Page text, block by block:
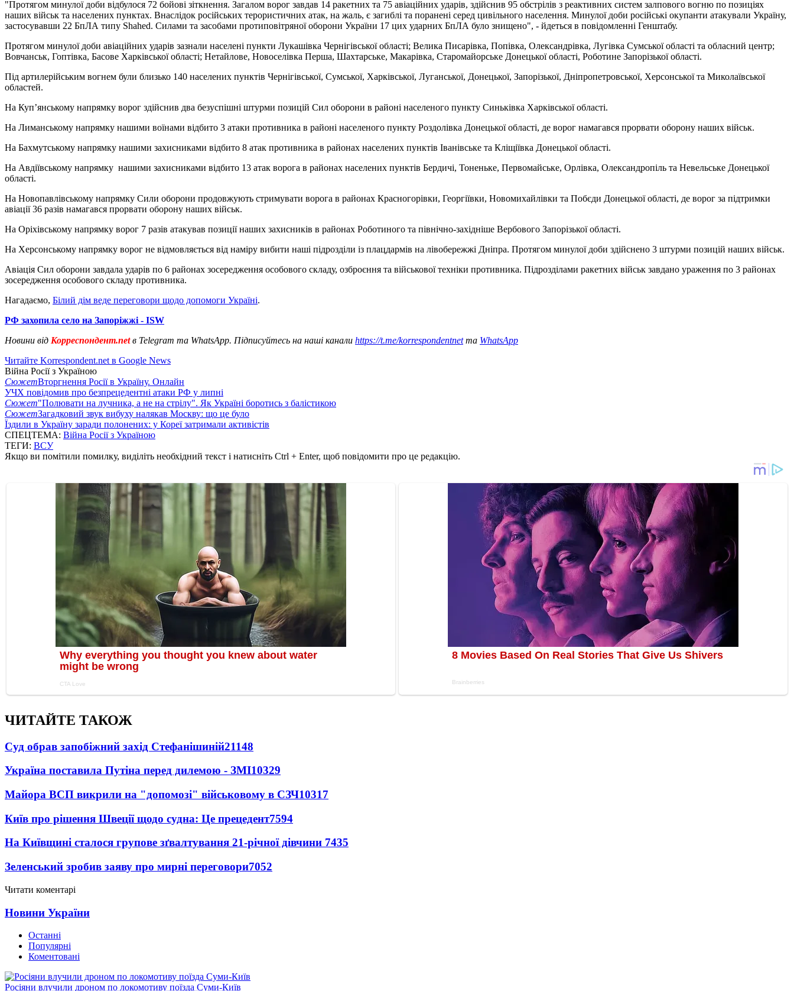
"Протягом минулої доби відбулося 72 бойові зіткнення. Загалом ворог завдав 14 ракетних та 75 авіаційних ударів, здійснив 95 обстрілів з реактивних систем залпового вогню по позиціях
наших військ та населених пунктах. Внаслідок російських терористичних атак, на жаль, є загиблі та поранені серед цивільного населення. Минулої доби російські окупанти атакували Україну,
застосувавши 22 БпЛА типу Shahed. Силами та засобами протиповітряної оборони України 17 цих ударних БпЛА було знищено", - йдеться в повідомленні Генштабу.
Протягом минулої доби авіаційних ударів зазнали населені пункти Лукашівка Чернігівської області; Велика Писарівка, Попівка, Олександрівка, Лугівка Сумської області та обласний центр;
Вовчанськ, Гоптівка, Басове Харківської області; Нетайлове, Новоселівка Перша, Шахтарське, Макарівка, Старомайорське Донецької області, Роботине Запорізької області.
Під артилерійським вогнем були близько 140 населених пунктів Чернігівської, Сумської, Харківської, Луганської, Донецької, Запорізької, Дніпропетровської, Херсонської та Миколаївської
областей.
На Куп’янському напрямку ворог здійснив два безуспішні штурми позицій Сил оборони в районі населеного пункту Синьківка Харківської області.
На Лиманському напрямку нашими воїнами відбито 3 атаки противника в районі населеного пункту Роздолівка Донецької області, де ворог намагався прорвати оборону наших військ.
На Бахмутському напрямку нашими захисниками відбито 8 атак противника в районах населених пунктів Іванівське та Кліщіївка Донецької області.
На Авдіївському напрямку нашими захисниками відбито 13 атак ворога в районах населених пунктів Бердичі, Тоненьке, Первомайське, Орлівка, Олександропіль та Невельське Донецької
області.
На Новопавлівському напрямку Сили оборони продовжують стримувати ворога в районах Красногорівки, Георгіївки, Новомихайлівки та Побєди Донецької області, де ворог за підтримки
авіації 36 разів намагався прорвати оборону наших військ.
На Оріхівському напрямку ворог 7 разів атакував позиції наших захисників в районах Роботиного та північно-західніше Вербового Запорізької області.
На Херсонському напрямку ворог не відмовляється від наміру вибити наші підрозділи із плацдармів на лівобережжі Дніпра. Протягом минулої доби здійснено 3 штурми позицій наших військ.
Авіація Сил оборони завдала ударів по 6 районах зосередження особового складу, озброєння та військової техніки противника. Підрозділами ракетних військ завдано ураження по 3 районах
зосередження особового складу противника.
Нагадаємо, Білий дім веде переговори щодо допомоги Україні.
РФ захопила село на Запоріжжі - ISW
Новини від Корреспондент.netв Telegram та WhatsApp. Підписуйтесь на наші канали https://t.me/korrespondentnetта WhatsApp
Читайте Korrespondent.net в Google News
Війна Росії з Україною
СюжетВторгнення Росії в Україну. Онлайн
УЧХ повідомив про безпрецедентні атаки РФ у липні
Сюжет"Полювати на лучника, а не на стрілу". Як Україні боротись з балістикою
СюжетЗагадковий звук вибуху налякав Москву: що це було
Їздили в Україну заради полонених: у Кореї затримали активістів
СПЕЦТЕМА: Війна Росії з Україною
ТЕГИ: ВСУ
Якщо ви помітили помилку, виділіть необхідний текст і натисніть Ctrl + Enter, щоб повідомити про це редакцію.
ЧИТАЙТЕ ТАКОЖ
Суд обрав запобіжний захід Стефанішиній21148
Україна поставила Путіна перед дилемою - ЗМІ10329
Майора ВСП викрили на "допомозі" військовому в СЗЧ10317
Київ про рішення Швеції щодо судна: Це прецедент7594
На Київщині сталося групове зґвалтування 21-річної дівчини 7435
Зеленський зробив заяву про мирні переговори7052
Читати коментарі
Новини України
Останні
Популярні
Коментовані
Росіяни влучили дроном по локомотиву поїзда Суми-Київ